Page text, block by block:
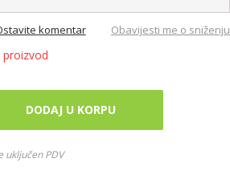
komentar Obavijesti me o sniženju
DODAJ U KORPU
uključen PDV